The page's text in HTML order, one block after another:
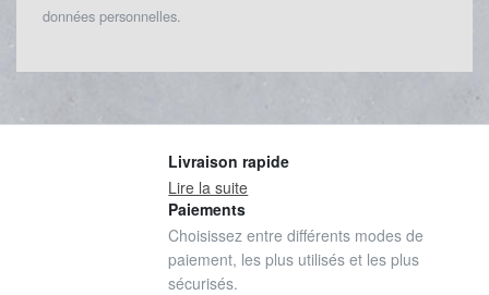
données personnelles.
Livraison rapide
Lire la suite
Paiements
Choisissez entre différents modes de
paiement, les plus utilisés et les plus
sécurisés.